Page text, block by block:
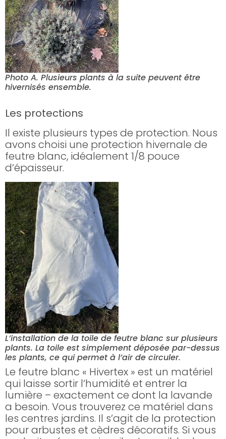
Photo A. Plusieurs plants à la suite peuvent être
hivernisés ensemble.
Les protections
Il existe plusieurs types de protection. Nous
avons choisi une protection hivernale de
feutre blanc, idéalement 1/8 pouce
d’épaisseur.
L’installation de la toile de feutre blanc sur plusieurs
plants. La toile est simplement déposée par-dessus
les plants, ce qui permet à l’air de circuler.
Le feutre blanc « Hivertex » est un matériel
qui laisse sortir l’humidité et entrer la
lumière – exactement ce dont la lavande
a besoin. Vous trouverez ce matériel dans
les centres jardins. Il s’agit de la protection
pour arbustes et cèdres décoratifs. Si vous